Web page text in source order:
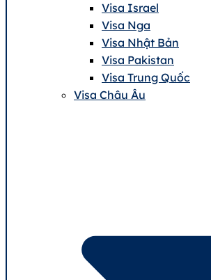
Visa Israel
Visa Nga
Visa Nhật Bản
Visa Pakistan
Visa Trung Quốc
Visa Châu Âu